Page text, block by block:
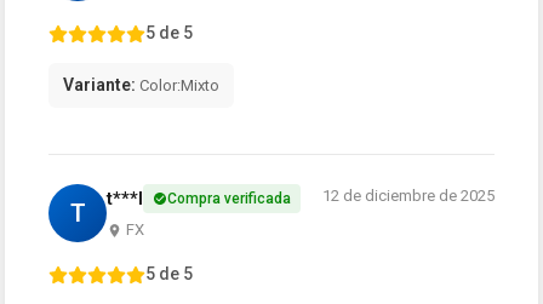
5 de 5
Variante: Color:Mixto
T t***l Compra verificada
FX
12 de diciembre de 2025
5 de 5